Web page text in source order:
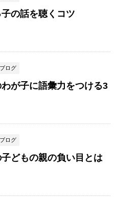
の話を聴くコツ
ログ
が子に語彙力をつける3
ログ
どもの親の負い目とは